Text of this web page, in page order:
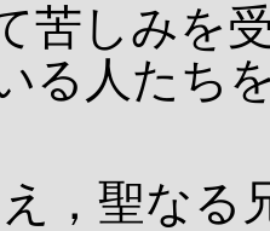
苦しみを
る人たち
，聖なる